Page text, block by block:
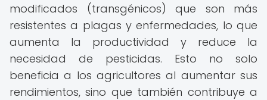
modificados (transgénicos) que son más
resistentes a plagas y enfermedades, lo que
aumenta la productividad y reduce la
necesidad de pesticidas. Esto no solo
beneficia a los agricultores al aumentar sus
rendimientos, sino que también contribuye a